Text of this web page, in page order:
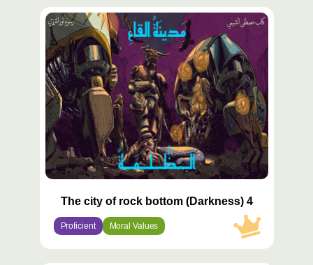
محتوى
مميّز
The city of rock bottom (Darkness) 4
Proficient Moral Values